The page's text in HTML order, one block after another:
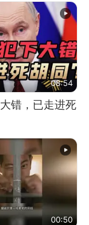
08:54
错，已走进死
00:50